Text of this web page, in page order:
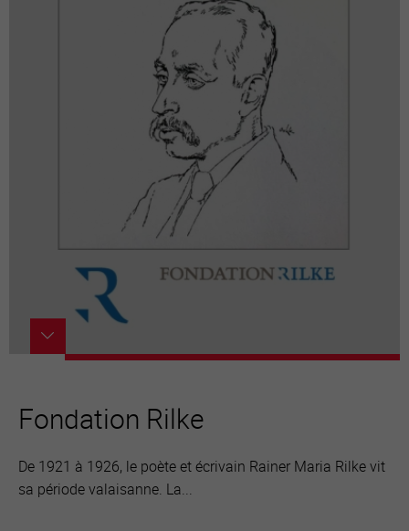
Fondation Rilke
De 1921 à 1926, le poète et écrivain Rainer Maria Rilke vit
sa période valaisanne. La...